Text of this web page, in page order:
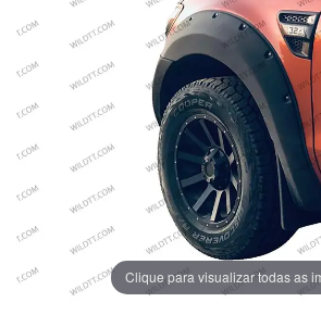
Clique para visualizar todas as